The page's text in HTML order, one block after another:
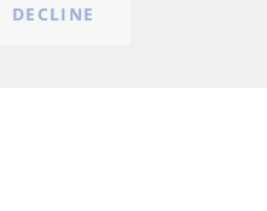
DECLINE